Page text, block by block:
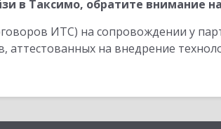
в Таксимо, обратите внимание
ИТС) на сопровождении у
аттестованных на внедрение